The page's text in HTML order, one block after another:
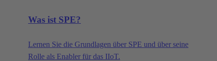
Was ist SPE?
Lernen Sie die Grundlagen über SPE und über seine
Rolle als Enabler für das IIoT.